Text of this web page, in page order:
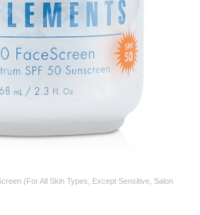
(For All Skin Types, Except Sensitive, Salon